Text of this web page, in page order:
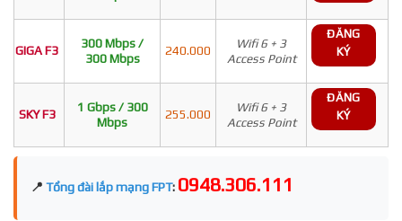
GIGA F3
300 Mbps /
300 Mbps
240.000
Wifi 6 + 3
Access Point
ĐĂNG
KÝ
SKY F3
1 Gbps / 300
Mbps
255.000
Wifi 6 + 3
Access Point
ĐĂNG
KÝ
📍 Tổng đài lắp mạng FPT: 0948.306.111